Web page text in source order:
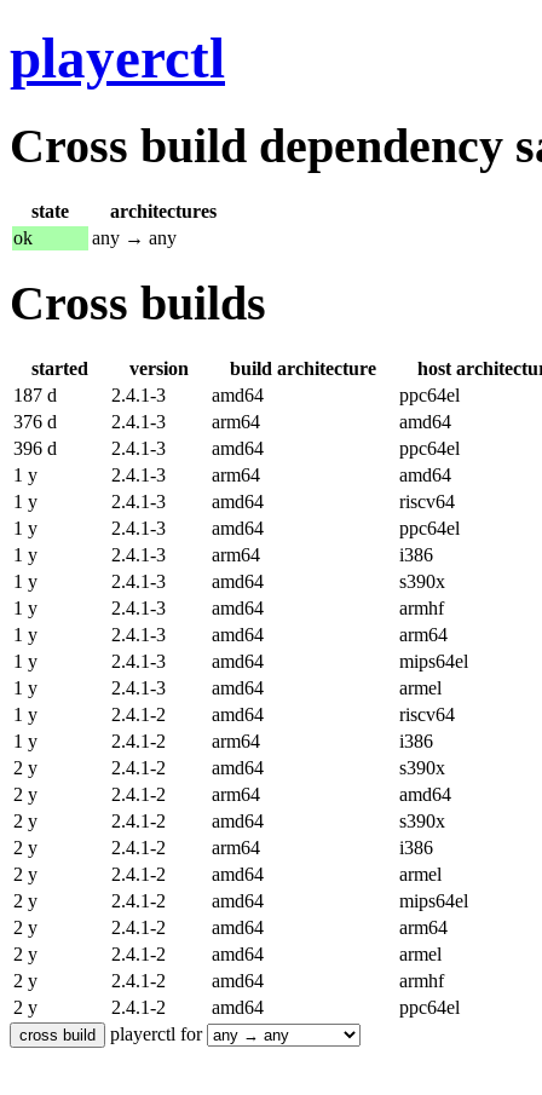
playerctl
Cross build dependency
state
architectures
ok
any → any
Cross builds
started version build architecture
host
187 d
2.4.1-3 amd64
ppc64el
376 d
2.4.1-3 arm64
amd64
396 d
2.4.1-3 amd64
ppc64el
1 y
2.4.1-3 arm64
amd64
1 y
2.4.1-3 amd64
riscv64
1 y
2.4.1-3 amd64
ppc64el
1 y
2.4.1-3 arm64
i386
1 y
2.4.1-3 amd64
s390x
1 y
2.4.1-3 amd64
armhf
1 y
2.4.1-3 amd64
arm64
1 y
2.4.1-3 amd64
mips64el
1 y
2.4.1-3 amd64
armel
1 y
2.4.1-2 amd64
riscv64
1 y
2.4.1-2 arm64
i386
2 y
2.4.1-2 amd64
s390x
2 y
2.4.1-2 arm64
amd64
2 y
2.4.1-2 amd64
s390x
2 y
2.4.1-2 arm64
i386
2 y
2.4.1-2 amd64
armel
2 y
2.4.1-2 amd64
mips64el
2 y
2.4.1-2 amd64
arm64
2 y
2.4.1-2 amd64
armel
2 y
2.4.1-2 amd64
armhf
2 y
2.4.1-2 amd64
ppc64el
playerctl for